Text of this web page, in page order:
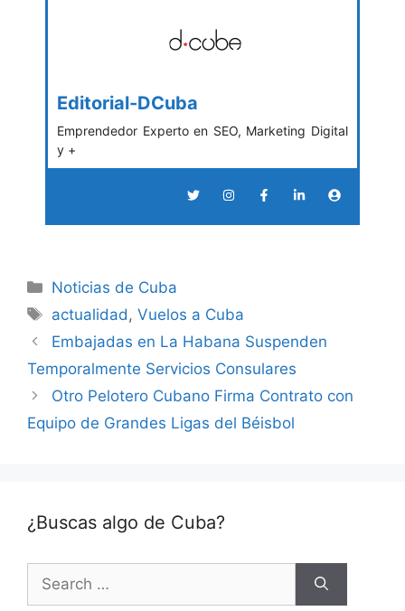
Editorial-DCuba
Emprendedor Experto en SEO, Marketing Digital
y +
Categories
Noticias de Cuba
Tags
actualidad ,Vuelos a Cuba
Embajadas en La Habana Suspenden
Temporalmente Servicios Consulares
Otro Pelotero Cubano Firma Contrato con
Equipo de Grandes Ligas del Béisbol
¿Buscas algo de Cuba?
for: